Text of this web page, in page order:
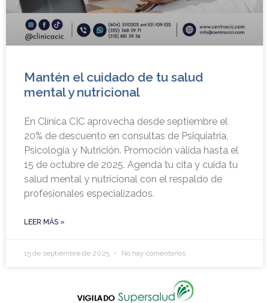
Mantén el cuidado de tu salud
mental y nutricional
En Clínica CIC aprovecha desde septiembre el
20% de descuento en consultas de Psiquiatría,
Psicología y Nutrición. Promoción válida hasta el
15 de octubre de 2025. Agenda tu cita y cuida tu
salud mental y nutricional con el respaldo de
profesionales especializados.
LEER MÁS »
15 de septiembre de 2025 No hay comentarios